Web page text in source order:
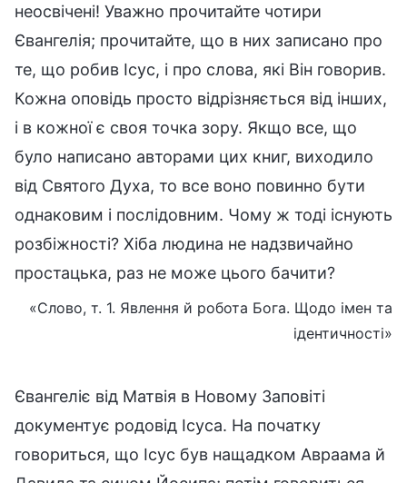
неосвічені! Уважно прочитайте чотири
Євангелія; прочитайте, що в них записано про
те, що робив Ісус, і про слова, які Він говорив.
Кожна оповідь просто відрізняється від інших,
і в кожної є своя точка зору. Якщо все, що
було написано авторами цих книг, виходило
від Святого Духа, то все воно повинно бути
однаковим і послідовним. Чому ж тоді існують
розбіжності? Хіба людина не надзвичайно
простацька, раз не може цього бачити?
«Слово, т. 1. Явлення й робота Бога. Щодо імен та
ідентичності»
Євангеліє від Матвія в Новому Заповіті
документує родовід Ісуса. На початку
говориться, що Ісус був нащадком Авраама й